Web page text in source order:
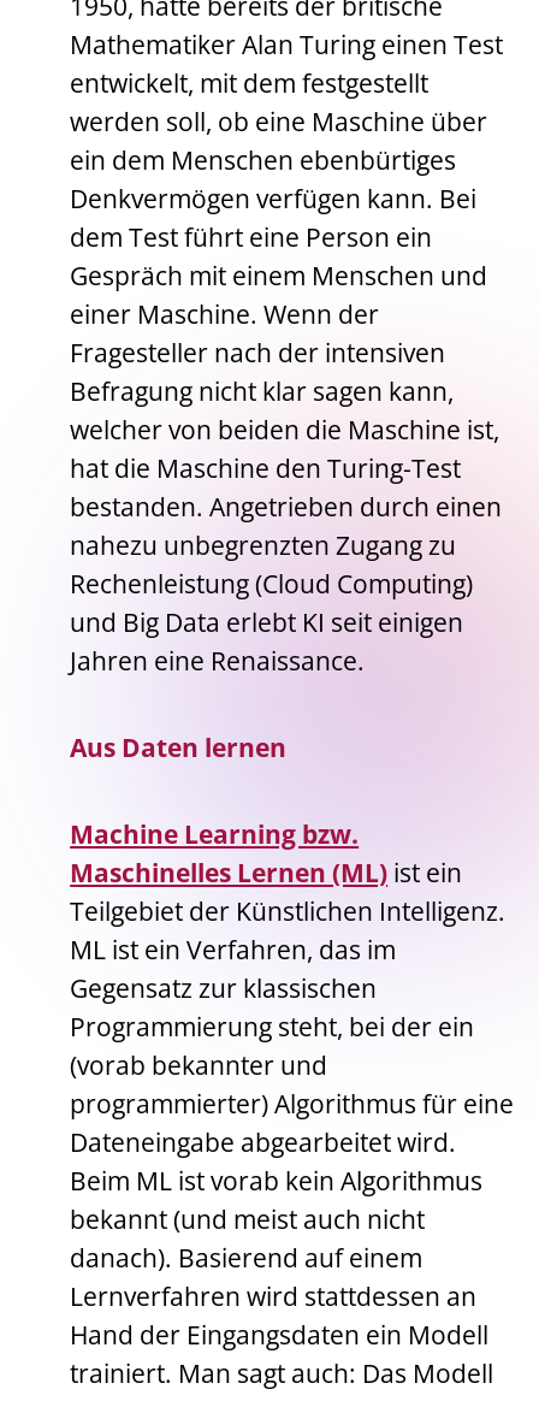
Mathematiker Alan Turing einen Test
entwickelt, mit dem festgestellt
werden soll, ob eine Maschine über
ein dem Menschen ebenbürtiges
Denkvermögen verfügen kann. Bei
dem Test führt eine Person ein
Gespräch mit einem Menschen und
einer Maschine. Wenn der
Fragesteller nach der intensiven
Befragung nicht klar sagen kann,
welcher von beiden die Maschine ist,
hat die Maschine den Turing-Test
bestanden. Angetrieben durch einen
nahezu unbegrenzten Zugang zu
Rechenleistung (Cloud Computing)
und Big Data erlebt KI seit einigen
Jahren eine Renaissance.
Aus Daten lernen
Machine Learning bzw.
Maschinelles Lernen (ML) ist ein
Teilgebiet der Künstlichen Intelligenz.
ML ist ein Verfahren, das im
Gegensatz zur klassischen
Programmierung steht, bei der ein
(vorab bekannter und
programmierter) Algorithmus für eine
Dateneingabe abgearbeitet wird.
Beim ML ist vorab kein Algorithmus
bekannt (und meist auch nicht
danach). Basierend auf einem
Lernverfahren wird stattdessen an
Hand der Eingangsdaten ein Modell
trainiert. Man sagt auch: Das Modell